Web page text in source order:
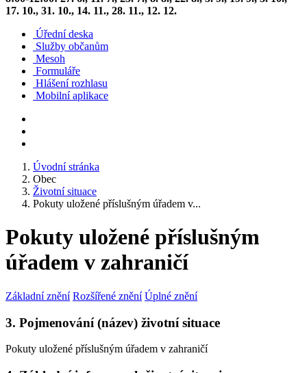
17. 10., 31. 10., 14. 11., 28. 11., 12. 12.
Úřední deska
Služby občanům
Mesoh
Formuláře
Hlášení rozhlasu
Mobilní aplikace
Úvodní stránka
Obec
Životní situace
Pokuty uložené příslušným úřadem v...
Pokuty uložené příslušným
úřadem v zahraničí
Základní znění Rozšířené znění Úplné znění
3. Pojmenování (název) životní situace
Pokuty uložené příslušným úřadem v zahraničí